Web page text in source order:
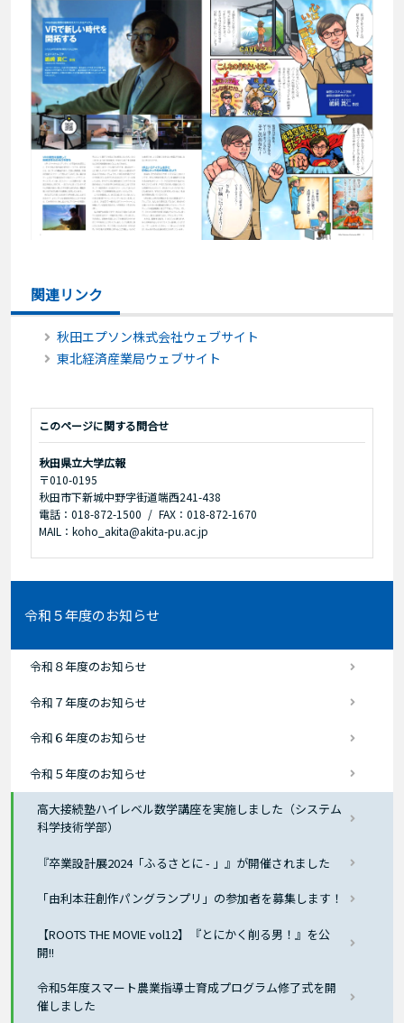
関連リンク
秋田エプソン株式会社ウェブサイト
東北経済産業局ウェブサイト
このページに関する問合せ
秋田県立大学広報
〒010-0195
秋田市下新城中野字街道端西241-438
電話：018-872-1500
FAX：018-872-1670
MAIL：koho_akita@akita-pu.ac.jp
令和５年度のお知らせ
令和８年度のお知らせ
令和７年度のお知らせ
令和６年度のお知らせ
令和５年度のお知らせ
高大接続塾ハイレベル数学講座を実施しました（システム
科学技術学部）
『卒業設計展2024「ふるさとに - 」』が開催されました
「由利本荘創作パングランプリ」の参加者を募集します！
【ROOTS THE MOVIE vol12】『とにかく削る男！』を公
開!!
令和5年度スマート農業指導士育成プログラム修了式を開
催しました